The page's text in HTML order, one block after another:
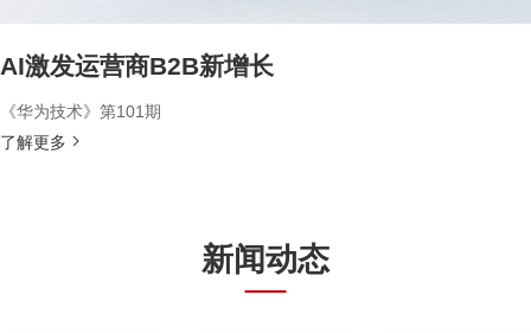
AI激发运营商B2B新增长
《华为技术》第101期
了解更多
新闻动态